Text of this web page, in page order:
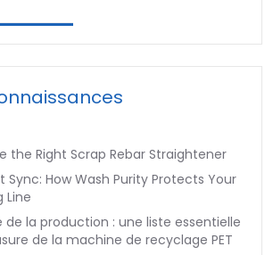
the Right Scrap Rebar Straightener
Sync: How Wash Purity Protects Your
Line
la production : une liste essentielle
de la machine de recyclage PET